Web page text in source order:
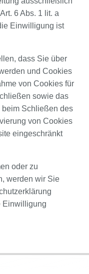
6 Abs. 1 lit. a
Einwilligung ist
dass Sie über
und Cookies
von Cookies für
sowie das
Schließen des
von Cookies
eingeschränkt
oder zu
werden wir Sie
Einwilligung